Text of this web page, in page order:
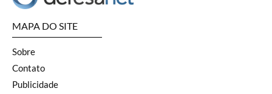
MAPA DO SITE
Sobre
Contato
Publicidade